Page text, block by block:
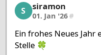
siramon, 36/53, 01.
S siramon
01. Jan '26#
Ein frohes Neues Jahr
Stelle 🍀